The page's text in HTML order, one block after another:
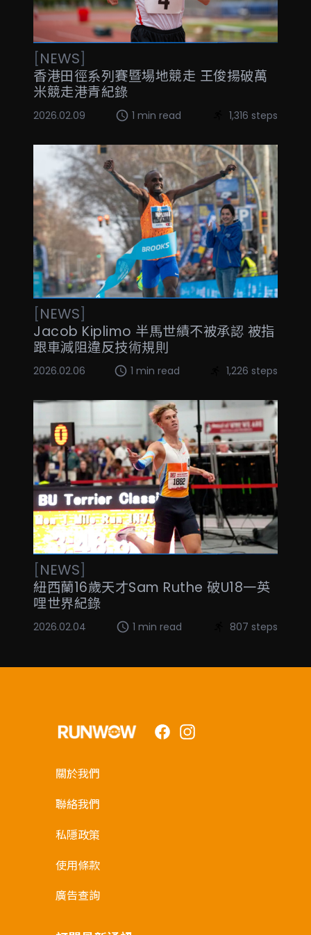
[NEWS]
香港田徑系列賽暨場地競走 王俊揚破萬
米競走港青紀錄
2026.02.09 1 min read 1,316 steps
[NEWS]
Jacob Kiplimo 半馬世績不被承認 被指
跟車減阻違反技術規則
2026.02.06 1 min read 1,226 steps
[NEWS]
紐西蘭16歲天才Sam Ruthe 破U18一英
哩世界紀錄
2026.02.04 1 min read 807 steps
FacebookInstagram
關於我們
聯絡我們
私隱政策
使用條款
廣告查詢